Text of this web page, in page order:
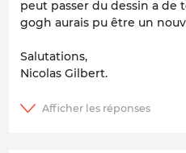
peut passer du dessin a de
gogh aurais pu être un
Salutations,
Nicolas Gilbert.